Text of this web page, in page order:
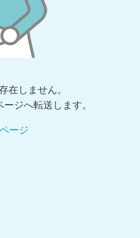
在しません。
ジへ転送します。
ージ